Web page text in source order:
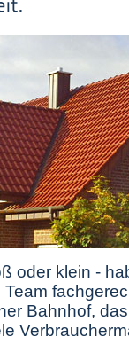
oder klein -
Bahnhof,